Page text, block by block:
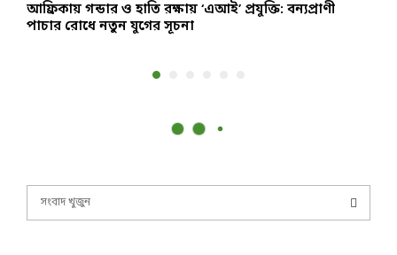
আফ্রিকায় গন্ডার ও হাতি রক্ষায় ‘এআই’ প্রযুক্তি: বন্যপ্রাণী
পাচার রোধে নতুন যুগের সূচনা